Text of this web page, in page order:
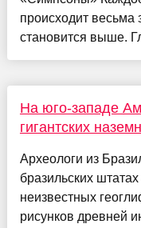
происходит
становится выше.
На юго-западе
гигантских
Археологи из
бразильских
неизвестных
рисунков древней